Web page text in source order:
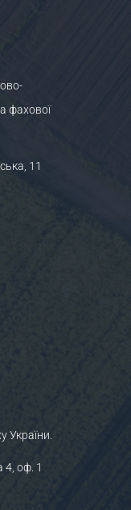
фахової
11
України.
4, оф. 1